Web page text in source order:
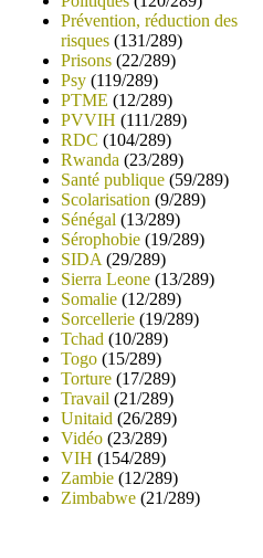
Prévention, réduction des
risques (131/289)
Prisons (22/289)
Psy (119/289)
PTME (12/289)
PVVIH (111/289)
RDC (104/289)
Rwanda (23/289)
Santé publique (59/289)
Scolarisation (9/289)
Sénégal (13/289)
Sérophobie (19/289)
SIDA (29/289)
Sierra Leone (13/289)
Somalie (12/289)
Sorcellerie (19/289)
Tchad (10/289)
Togo (15/289)
Torture (17/289)
Travail (21/289)
Unitaid (26/289)
Vidéo (23/289)
VIH (154/289)
Zambie (12/289)
Zimbabwe (21/289)